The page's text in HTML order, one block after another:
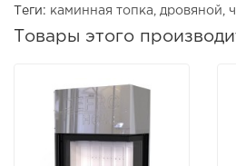
Теги: каминная топка дровяной
Товары этого